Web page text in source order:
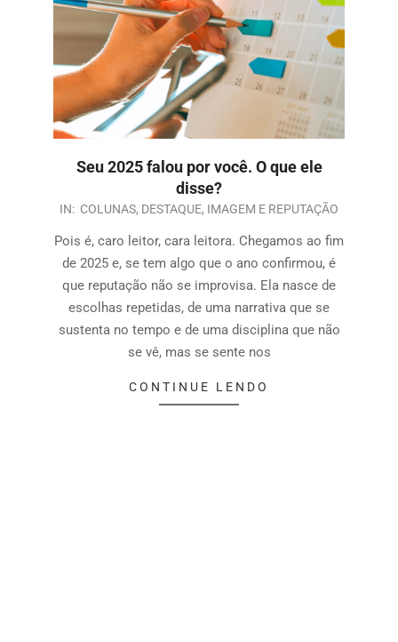
Seu 2025 falou por você. O que ele
disse?
IN: COLUNAS, DESTAQUE, IMAGEM E REPUTAÇÃO
Pois é, caro leitor, cara leitora. Chegamos ao fim
de 2025 e, se tem algo que o ano confirmou, é
que reputação não se improvisa. Ela nasce de
escolhas repetidas, de uma narrativa que se
sustenta no tempo e de uma disciplina que não
se vê, mas se sente nos
CONTINUE LENDO